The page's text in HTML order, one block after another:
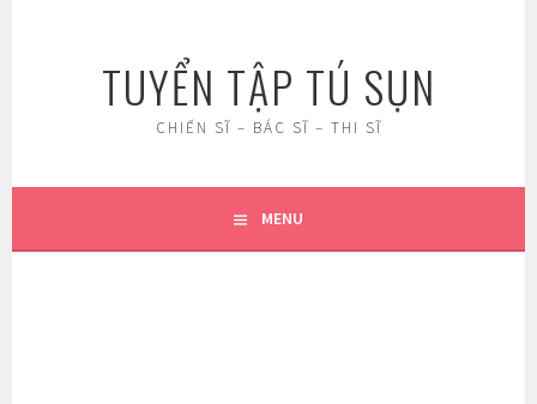
TUYỂN TẬP TÚ SỤN
CHIẾN SĨ – BÁC SĨ – THI SĨ
MENU